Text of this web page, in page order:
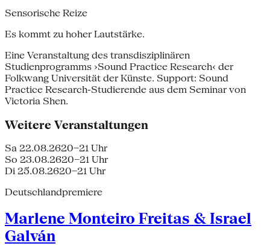
Sensorische Reize
Es kommt zu hoher Lautstärke.
Eine Veranstaltung des transdisziplinären
Studienprogramms ›Sound Practice Research‹ der
Folkwang Universität der Künste. Support: Sound
Practice Research-Studierende aus dem Seminar von
Victoria Shen.
Weitere Veranstaltungen
Sa 22.08.2620–21 Uhr
So 23.08.2620–21 Uhr
Di 25.08.2620–21 Uhr
Deutschlandpremiere
Marlene Monteiro Freitas & Israel
Galván